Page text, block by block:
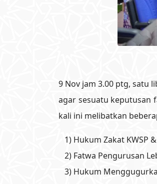
9 Nov jam 3.00 ptg, satu
agar sesuatu keputusan
kali ini melibatkan
1) Hukum Zakat KWSP
2) Fatwa Pengurusan
3) Hukum